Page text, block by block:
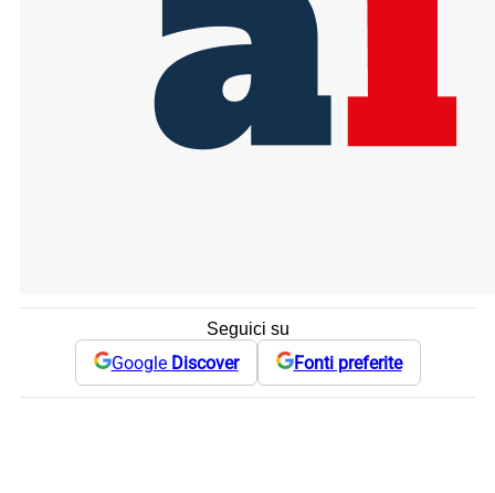
Seguici su
Google Discover Fonti preferite